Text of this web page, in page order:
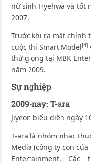
nữ sinh Hyehwa và tốt
2007.
Trước khi ra mắt chính
cuộc thi Smart Model[4]
thử giọng tại MBK
năm 2009.
Sự nghiệp
2009-nay: T-ara
Jiyeon biểu diễn ngày
T-ara là nhóm nhạc
Media (công ty con của
Entertainment.